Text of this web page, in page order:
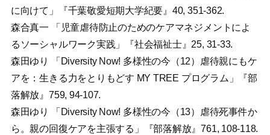
に向けて」『千葉敬愛短期大学紀要』40, 351-362.
森合真一 「児童虐待防止のためのケアマネジメントによ
るソーシャルワーク実践」『社会福祉士』25, 31-33.
森田ゆり 「Diversity Now! 多様性の今（12）虐待親にもケ
アを：生きる力をとりもどす MY TREE プログラム」『部
落解放』759, 94-107.
森田ゆり 「Diversity Now! 多様性の今（13）虐待死事件か
ら。親の回復ケアを主張する」『部落解放』761, 108-118.